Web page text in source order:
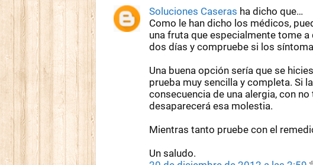
Soluciones Caseras ha dicho que…
Como le han dicho los médicos,
una fruta que especialmente tome
dos días y compruebe si los
Una buena opción sería que se
prueba muy sencilla y completa. Si
consecuencia de una alergia, con
desaparecerá esa molestia.
Mientras tanto pruebe con el
Un saludo.